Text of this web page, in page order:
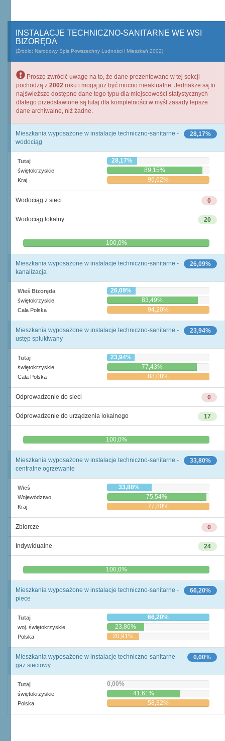
INSTALACJE TECHNICZNO-SANITARNE WE WSI
BIZORĘDA
(Źródło: Narodowy Spis Powszechny Ludności i Mieszkań 2002)
Proszę zwrócić uwagę na to, że dane prezentowane w tej sekcji
pochodzą z 2002 roku i mogą już być mocno nieaktualne. Jednakże są to
najświeższe dostępne dane tego typu dla miejscowości statystycznych
dlatego przedstawione są tutaj dla kompletności w myśl zasady lepsze
dane archiwalne, niż żadne.
28,17%
Mieszkania wyposażone w instalacje techniczno-sanitarne -
wodociąg
Tutaj 28,17%
świętokrzyskie 89,15%
Kraj 95,62%
0
Wodociąg z sieci
20
Wodociąg lokalny
0,0% 100,0%
26,09%
Mieszkania wyposażone w instalacje techniczno-sanitarne -
kanalizacja
Wieś Bizoręda 26,09%
świętokrzyskie 83,49%
Cała Polska 94,20%
23,94%
Mieszkania wyposażone w instalacje techniczno-sanitarne -
ustęp spłukiwany
Tutaj 23,94%
świętokrzyskie 77,43%
Cała Polska 88,08%
0
Odprowadzenie do sieci
17
Odprowadzenie do urządzenia lokalnego
0,0% 100,0%
33,80%
Mieszkania wyposażone w instalacje techniczno-sanitarne -
centralne ogrzewanie
Wieś 33,80%
Województwo 75,54%
Kraj 77,80%
0
Zbiorcze
24
Indywidualne
0,0% 100,0%
66,20%
Mieszkania wyposażone w instalacje techniczno-sanitarne -
piece
Tutaj 66,20%
woj. świętokrzyskie 23,86%
Polska 20,91%
0,00%
Mieszkania wyposażone w instalacje techniczno-sanitarne -
gaz sieciowy
Tutaj 0,00%
świętokrzyskie 41,61%
Polska 58,32%